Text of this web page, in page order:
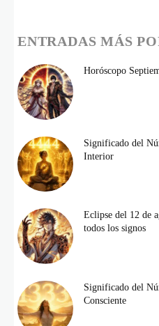
ENTRADAS MÁS
Horóscopo
Significado del
Interior
Eclipse del 12 de
todos los signos
Significado del
Consciente